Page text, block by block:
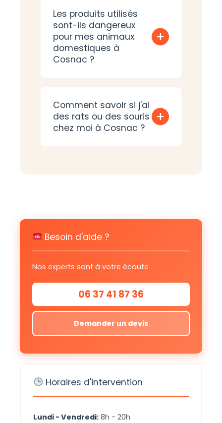
Les produits utilisés
sont-ils dangereux
pour mes animaux
domestiques à
Cosnac ?
+
Comment savoir si j'ai
des rats ou des souris
chez moi à Cosnac ?
+
Besoin d'aide ?
Nos experts sont à votre écoute
06 37 41 87 36
Demander un devis
Horaires d'intervention
Lundi - Vendredi: 8h - 20h